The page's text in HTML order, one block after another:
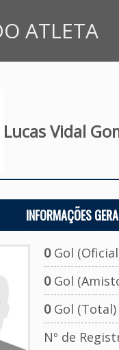
ATLETA
Lucas Vidal
INFORMAÇÕES
0Gol
0Gol
0Gol (Total)
Nº de